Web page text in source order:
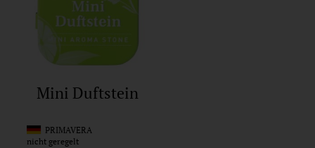
Mini Duftstein
PRIMAVERA
nicht geregelt